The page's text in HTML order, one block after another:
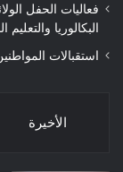
فعاليات الحفل
البكالوريا والتعليم
استقبالات
الأخيرة